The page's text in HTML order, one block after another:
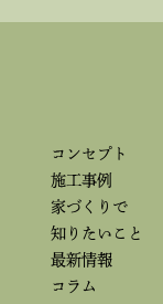
コンセプト
施工事例
家づくりで
知りたいこと
最新情報
コラム